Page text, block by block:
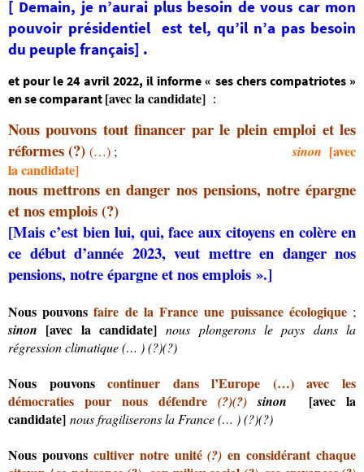
[ Demain, je n’aurai plus besoin de vous car mon
pouvoir présidentiel est tel, qu’il n’a pas besoin
du peuple français] .
et pour le 24 avril 2022, il informe « ses chers compatriotes »
en se comparant [avec la candidate] :
Nous pouvons tout financer par le plein emploi et les
réformes(?)(…) ; sinon [avec
la candidate]
nous mettrons en danger nos pensions, notre épargne
et nos emplois(?)
[Mais c’est bien lui, qui, face aux citoyens en colère en
ce début d’année 2023, veut mettre en danger nos
pensions, notre épargne et nos emplois ».]
Nous pouvons faire de la France une puissance écologique;
sinon [avec la candidate]nous plongerons le pays dans la
régression climatique (… ) (?)(?)
Nous pouvonscontinuer dans l’Europe (…) avec les
démocraties pour nous défendre (?)(?) sinon
[avec la
candidate] nous fragiliserons la France (… ) (?)(?)
Nous pouvons cultiver notre unité(?)en considérant chaque